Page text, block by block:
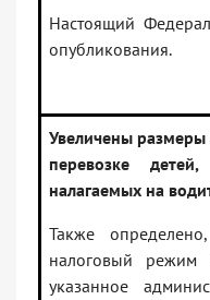
Настоящий
опубликования.
Увеличены
перевозке
налагаемых на
Также
налоговый режим
указанное